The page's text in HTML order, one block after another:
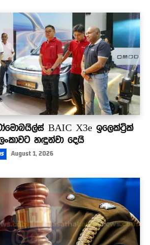
BAIC X3e ඉලෙක්ට්‍රික්
හඳුන්වා දෙයි
August 1, 2026